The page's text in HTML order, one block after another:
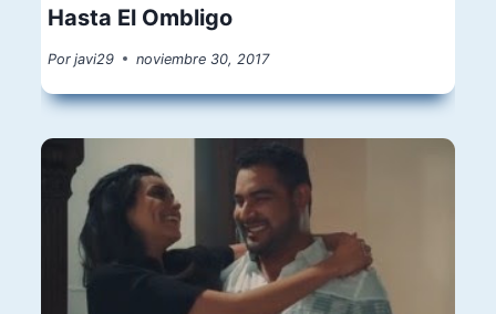
Hasta El Ombligo
Por javi29 noviembre 30, 2017